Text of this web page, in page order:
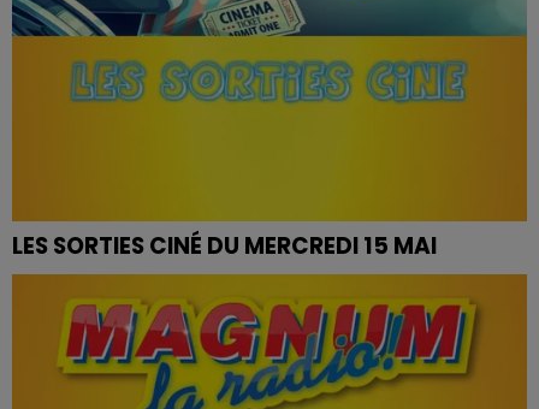
LES SORTIES CINÉ DU MERCREDI 15 MAI